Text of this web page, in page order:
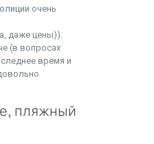
очень
даже цены)).
(в вопросах
время и
пляжный